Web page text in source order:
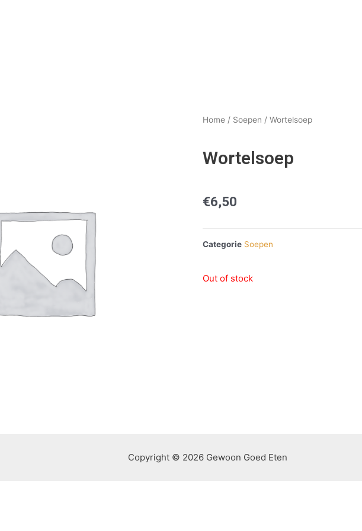
Home/ Soepen / Wortelsoep
Wortelsoep
€6,50
Categorie Soepen
Out of stock
Copyright © 2026 Gewoon Goed Eten